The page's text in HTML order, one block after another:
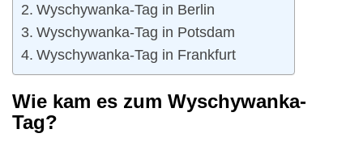
Wyschywanka-Tag in Berlin
Wyschywanka-Tag in Potsdam
Wyschywanka-Tag in Frankfurt
Wie kam es zum Wyschywanka-
Tag?